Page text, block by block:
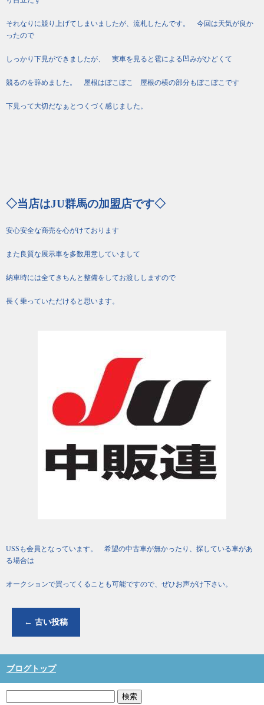
それなりに競り上げてしまいましたが、流札したんです。 今回は天気が良か
ったので
しっかり下見ができましたが、 実車を見ると雹による凹みがひどくて
競るのを辞めました。 屋根はぼこぼこ 屋根の横の部分もぼこぼこです
下見って大切だなぁとつくづく感じました。
◇当店はJU群馬の加盟店です◇
安心安全な商売を心がけております
また良質な展示車を多数用意していまして
納車時には全てきちんと整備をしてお渡ししますので
長く乗っていただけると思います。
USSも会員となっています。 希望の中古車が無かったり、探している車があ
る場合は
オークションで買ってくることも可能ですので、ぜひお声がけ下さい。
← 古い投稿
ブログトップ